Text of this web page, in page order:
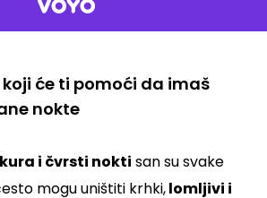
će ti pomoći da imaš
nokte
i čvrsti nokti san su svake
mogu uništiti krhki,lomljivi i